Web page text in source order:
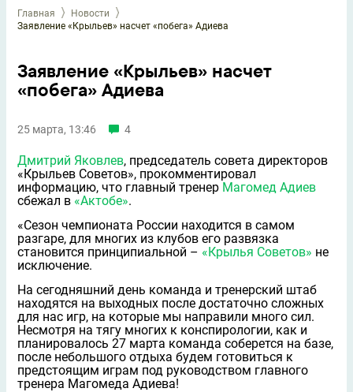
Главная
Новости
Заявление «Крыльев» насчет «побега» Адиева
Заявление «Крыльев» насчет
«побега» Адиева
25 марта, 13:46 4
Дмитрий Яковлев, председатель совета директоров
«Крыльев Советов», прокомментировал
информацию, что главный тренер Магомед Адиев
сбежал в «Актобе».
«Сезон чемпионата России находится в самом
разгаре, для многих из клубов его развязка
становится принципиальной – «Крылья Советов» не
исключение.
На сегодняшний день команда и тренерский штаб
находятся на выходных после достаточно сложных
для нас игр, на которые мы направили много сил.
Несмотря на тягу многих к конспирологии, как и
планировалось 27 марта команда соберется на базе,
после небольшого отдыха будем готовиться к
предстоящим играм под руководством главного
тренера Магомеда Адиева!